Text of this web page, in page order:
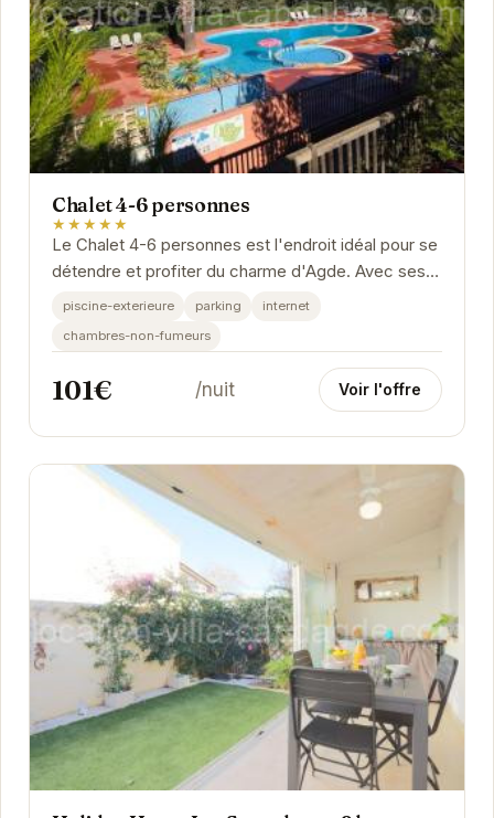
Chalet 4-6 personnes
★★★★★
Le Chalet 4-6 personnes est l'endroit idéal pour se
détendre et profiter du charme d'Agde. Avec ses
équipements modernes et son atmosphère...
piscine-exterieure parking
internet
chambres-non-fumeurs
101€ /nuit Voir l'offre